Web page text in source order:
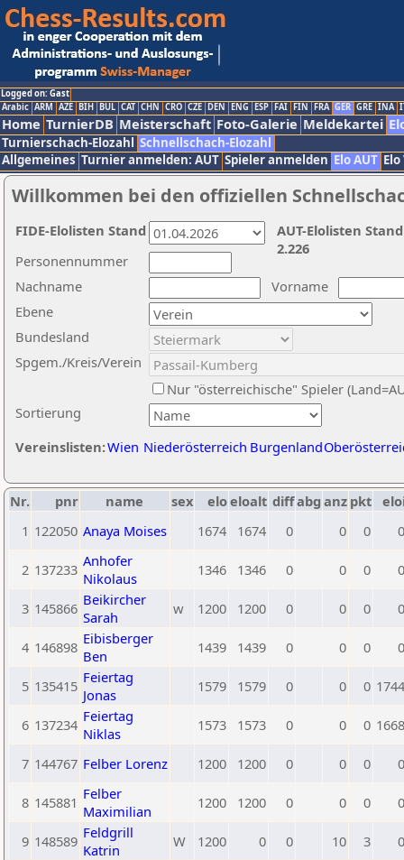
Logged on: Gast
Arabic ARM AZE BIH BUL CAT CHN CRO CZE DEN ENG ESP FAI FIN FRA GER GRE INA
Home TurnierDB Meisterschaft Foto-Galerie Meldekartei
Turnierschach-Elozahl Schnellschach-Elozahl
Allgemeines Turnier anmelden: AUT Spieler anmelden Elo AUT
Willkommen bei den offiziellen
Nachname
Vorname
Ebene
Sortierung
Personennummer
Bundesland
Spgem./Kreis/Verein
Nur "österreichische" Spieler
Vereinslisten:Wien Niederösterreich Burgenland
AUT-Elolisten
2.226
FIDE-Elolisten Stand
Nr. pnr name sex eloeloalt diffabg anz pkt
1 122050 Anaya Moises 1674 1674 0 0 0 0
2 137233 Anhofer
Nikolaus
1346 1346 0 0 0 0
3 145866 Beikircher
Sarah
w 1200 1200 0 0 0 0
4 146898 Eibisberger
Ben
1439 1439 0 0 0 0
5 135415 Feiertag
Jonas
1579 1579 0 0 0 1744
6 137234 Feiertag
Niklas
1573 1573 0 0 0 1668
7 144767 Felber Lorenz 1200 1200 0 0 0 0
8 145881 Felber
Maximilian
1200 1200 0 0 0 0
9 148589 Feldgrill
Katrin
W 1200 0 0 10 3 0